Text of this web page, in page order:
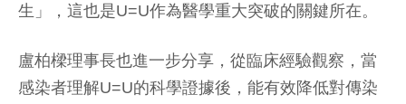
生」，這也是U=U作為醫學重大突破的關鍵所在。
盧柏樑理事長也進一步分享，從臨床經驗觀察，當
感染者理解U=U的科學證據後，能有效降低對傳染